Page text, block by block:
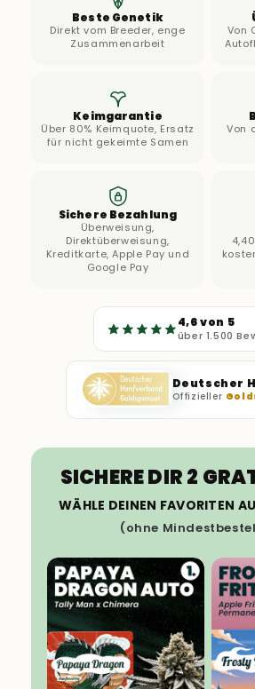
Beste Genetik
Direkt vom Breeder, enge
Zusammenarbeit
Von
Keimgarantie
Über 80% Keimquote, Ersatz
für nicht gekeimte Samen
Von
Sichere Bezahlung
Überweisung,
Direktüberweisung,
Kreditkarte, Apple Pay und
Google Pay
4,6 von 5
über 1.500
Deutscher
Offizieller
SICHERE DIR 2
WÄHLE DEINEN FAVORITEN
(ohne